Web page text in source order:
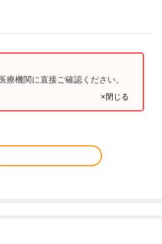
機関に直接ご確認ください。
×閉じる